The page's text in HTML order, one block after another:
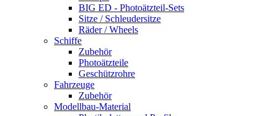
BIG ED - Photoätzteil-Sets
Sitze / Schleudersitze
Räder / Wheels
Schiffe
Zubehör
Photoätzteile
Geschützrohre
Fahrzeuge
Zubehör
Modellbau-Material